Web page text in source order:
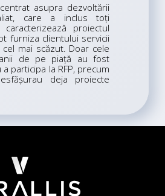
asupra dezvoltării
care a inclus toți
proiectul
furniza clientului servicii
mai scăzut. Doar cele
de pe piață au fost
participa la RFP, precum
deja proiecte